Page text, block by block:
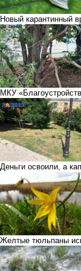
Новый карантинный
МКУ
Деньги освоили, а
Желтые тюльпаны